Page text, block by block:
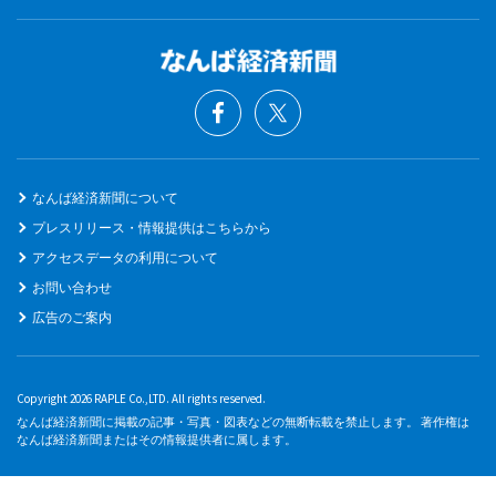
なんば経済新聞について
プレスリリース・情報提供はこちらから
アクセスデータの利用について
お問い合わせ
広告のご案内
Copyright 2026 RAPLE Co.,LTD. All rights reserved.
なんば経済新聞に掲載の記事・写真・図表などの無断転載を禁止します。 著作権は
なんば経済新聞またはその情報提供者に属します。